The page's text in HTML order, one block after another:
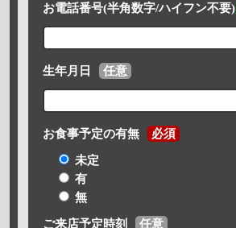
お電話番号(半角数字/ハイフン不要)
生年月日 任意
お食事予定の有無 必須
未定
有
無
ご来店予定時刻 任意